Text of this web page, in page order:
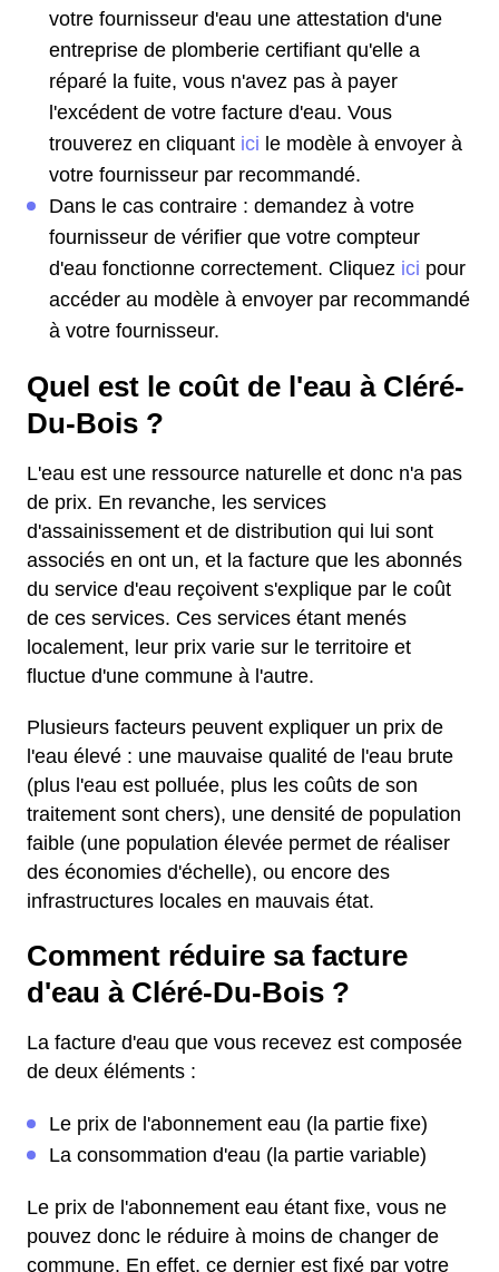
votre fournisseur d'eau une attestation d'une
entreprise de plomberie certifiant qu'elle a
réparé la fuite, vous n'avez pas à payer
l'excédent de votre facture d'eau. Vous
trouverez en cliquant ici le modèle à envoyer à
votre fournisseur par recommandé.
Dans le cas contraire : demandez à votre
fournisseur de vérifier que votre compteur
d'eau fonctionne correctement. Cliquez ici pour
accéder au modèle à envoyer par recommandé
à votre fournisseur.
Quel est le coût de l'eau à Cléré-
Du-Bois ?
L'eau est une ressource naturelle et donc n'a pas
de prix. En revanche, les services
d'assainissement et de distribution qui lui sont
associés en ont un, et la facture que les abonnés
du service d'eau reçoivent s'explique par le coût
de ces services. Ces services étant menés
localement, leur prix varie sur le territoire et
fluctue d'une commune à l'autre.
Plusieurs facteurs peuvent expliquer un prix de
l'eau élevé : une mauvaise qualité de l'eau brute
(plus l'eau est polluée, plus les coûts de son
traitement sont chers), une densité de population
faible (une population élevée permet de réaliser
des économies d'échelle), ou encore des
infrastructures locales en mauvais état.
Comment réduire sa facture
d'eau à Cléré-Du-Bois ?
La facture d'eau que vous recevez est composée
de deux éléments :
Le prix de l'abonnement eau (la partie fixe)
La consommation d'eau (la partie variable)
Le prix de l'abonnement eau étant fixe, vous ne
pouvez donc le réduire à moins de changer de
commune. En effet, ce dernier est fixé par votre